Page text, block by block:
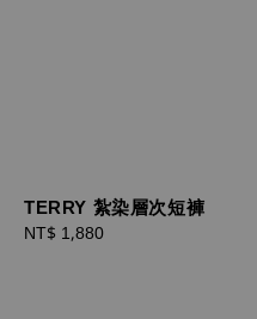
TERRY 紮染層次短褲
Regular
NT$ 1,880